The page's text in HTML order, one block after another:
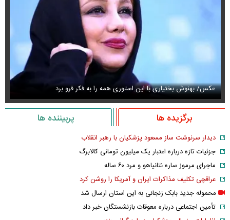
عکس/ بهنوش بختیاری با این استوری همه را به فکر فرو برد
برگزیده ها پربیننده ها
دیدار سرنوشت ساز مسعود پزشکیان با رهبر انقلاب
جزئیات تازه درباره اعتبار یک میلیون تومانی کالابرگ
ماجرای مرموز ساره نتانیاهو و مرد ۶۰ ساله
عراقچی تکلیف مذاکرات ایران و آمریکا را روشن کرد
محموله جدید بابک زنجانی به این استان ارسال شد
تأمین اجتماعی درباره معوقات بازنشستگان خبر داد